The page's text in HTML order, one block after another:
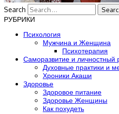
Search
РУБРИКИ
Психология
Мужчина и Женщина
Психотерапия
Саморазвитие и личностный
Духовные практики и
Хроники Акаши
Здоровье
Здоровое питание
Здоровье Женщины
Как похудеть